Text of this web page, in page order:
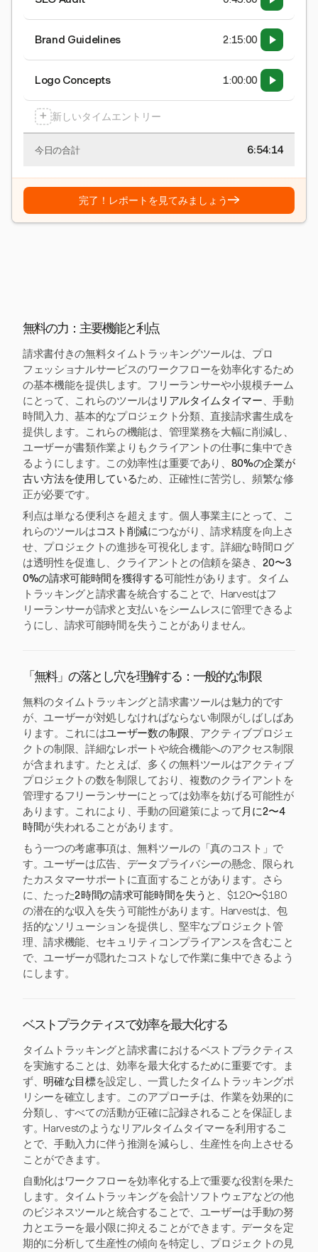
Brand Guidelines 2:15:00
Logo Concepts 1:00:00
+ 新しいタイムエントリー
今日の合計 6:54:15
完了！レポートを見てみましょう→
無料の力：主要機能と利点
請求書付きの無料タイムトラッキングツールは、プロ
フェッショナルサービスのワークフローを効率化するため
の基本機能を提供します。フリーランサーや小規模チーム
にとって、これらのツールは リアルタイムタイマー、手動
時間入力、基本的なプロジェクト分類、直接請求書生成を
提供します。これらの機能は、管理業務を大幅に削減し、
ユーザーが書類作業よりもクライアントの仕事に集中でき
るようにします。この効率性は重要であり、 80%の企業が
古い方法を使用しているため、正確性に苦労し、頻繁な修
正が必要です。
利点は単なる便利さを超えます。個人事業主にとって、こ
れらのツールはコスト削減につながり、請求精度を向上さ
せ、プロジェクトの進捗を可視化します。詳細な時間ログ
は透明性を促進し、クライアントとの信頼を築き、 20〜3
0%の請求可能時間を獲得する可能性があります。タイム
トラッキングと請求書を統合することで、Harvestはフ
リーランサーが請求と支払いをシームレスに管理できるよ
うにし、請求可能時間を失うことがありません。
「無料」の落とし穴を理解する：一般的な制限
無料のタイムトラッキングと請求書ツールは魅力的です
が、ユーザーが対処しなければならない制限がしばしばあ
ります。これにはユーザー数の制限、アクティブプロジェ
クトの制限、詳細なレポートや統合機能へのアクセス制限
が含まれます。たとえば、多くの無料ツールはアクティブ
プロジェクトの数を制限しており、複数のクライアントを
管理するフリーランサーにとっては効率を妨げる可能性が
あります。これにより、手動の回避策によって月に2〜4
時間が失われることがあります。
もう一つの考慮事項は、無料ツールの「真のコスト」で
す。ユーザーは広告、データプライバシーの懸念、限られ
たカスタマーサポートに直面することがあります。さら
に、たった2時間の請求可能時間を失う と、$120〜$180
の潜在的な収入を失う可能性があります。Harvestは、包
括的なソリューションを提供し、堅牢なプロジェクト管
理、請求機能、セキュリティコンプライアンスを含むこと
で、ユーザーが隠れたコストなしで作業に集中できるよう
にします。
ベストプラクティスで効率を最大化する
タイムトラッキングと請求書におけるベストプラクティス
を実施することは、効率を最大化するために重要です。ま
ず、 明確な目標を設定し、一貫したタイムトラッキングポ
リシーを確立します。このアプローチは、作業を効果的に
分類し、すべての活動が正確に記録されることを保証しま
す。Harvestのようなリアルタイムタイマーを利用するこ
とで、手動入力に伴う推測を減らし、生産性を向上させる
ことができます。
自動化はワークフローを効率化する上で重要な役割を果た
します。タイムトラッキングを会計ソフトウェアなどの他
のビジネスツールと統合することで、ユーザーは手動の努
力とエラーを最小限に抑えることができます。データを定
期的に分析して生産性の傾向を特定し、プロジェクトの見